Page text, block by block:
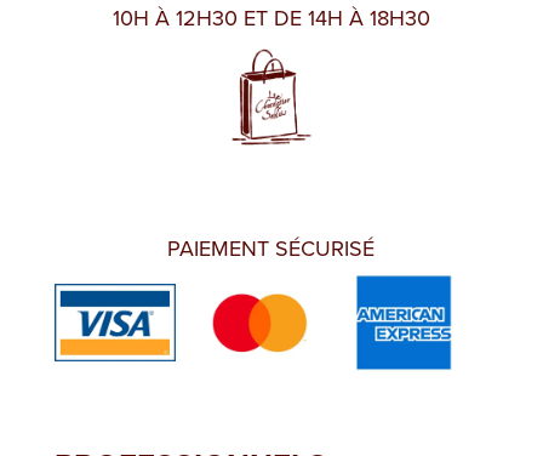
10H À 12H30 ET DE 14H À 18H30
PAIEMENT SÉCURISÉ